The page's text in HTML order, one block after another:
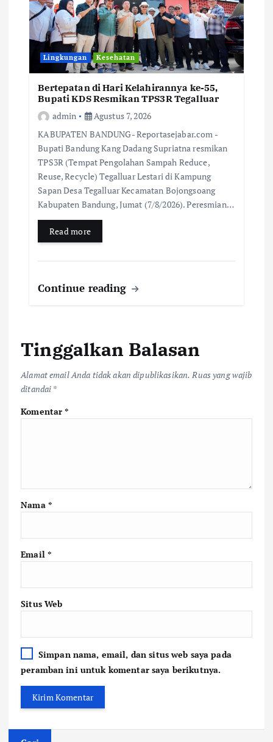
Lingkungan Kesehatan
Bertepatan di Hari Kelahirannya ke-55,
Bupati KDS Resmikan TPS3R Tegalluar
admin
Agustus 7, 2026
KABUPATEN BANDUNG- Reportasejabar.com -
Bupati Bandung Kang Dadang Supriatna resmikan
TPS3R (Tempat Pengolahan Sampah Reduce,
Reuse, Recycle) Tegalluar Lestari di Kampung
Sapan Desa Tegalluar Kecamatan Bojongsoang
Kabupaten Bandung, Jumat (7/8/2026). Peresmian…
Read more
Continue reading
Tinggalkan Balasan
Alamat email Anda tidak akan dipublikasikan. Ruas yang wajib
ditandai *
Komentar*
Nama *
Email *
Situs Web
Simpan nama, email, dan situs web saya pada
peramban ini untuk komentar saya berikutnya.